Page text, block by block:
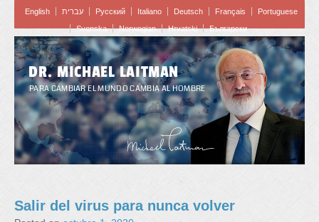
English עברית Pусский Italiano Deutsch Français
Portuguese
Svenska
Norwegian Hrvatski Български
DR. MICHAEL LAITMAN
PARA CAMBIAR EL MUNDO CAMBIA AL HOMBRE
Salir del virus para nunca volver